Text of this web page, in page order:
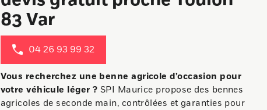
83 Var
04 26 93 99 32
Vous recherchez une benne agricole d’occasion pour
votre véhicule léger ? SPI Maurice propose des bennes
agricoles de seconde main, contrôlées et garanties pour